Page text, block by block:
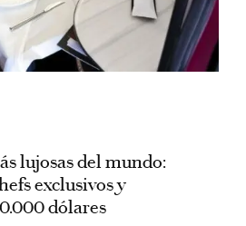
lujosas del mundo:
exclusivos y
dólares